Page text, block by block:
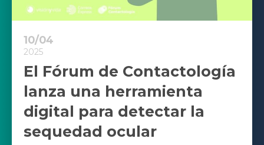
10/04
2025
El Fórum de Contactología
lanza una herramienta
digital para detectar la
sequedad ocular